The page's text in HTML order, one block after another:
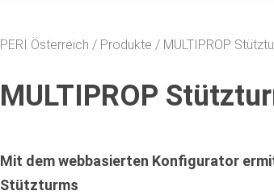
PERI Österreich Produkte MULTIPROP
MULTIPROP
Mit dem webbasierten Konfigurator
Stützturms